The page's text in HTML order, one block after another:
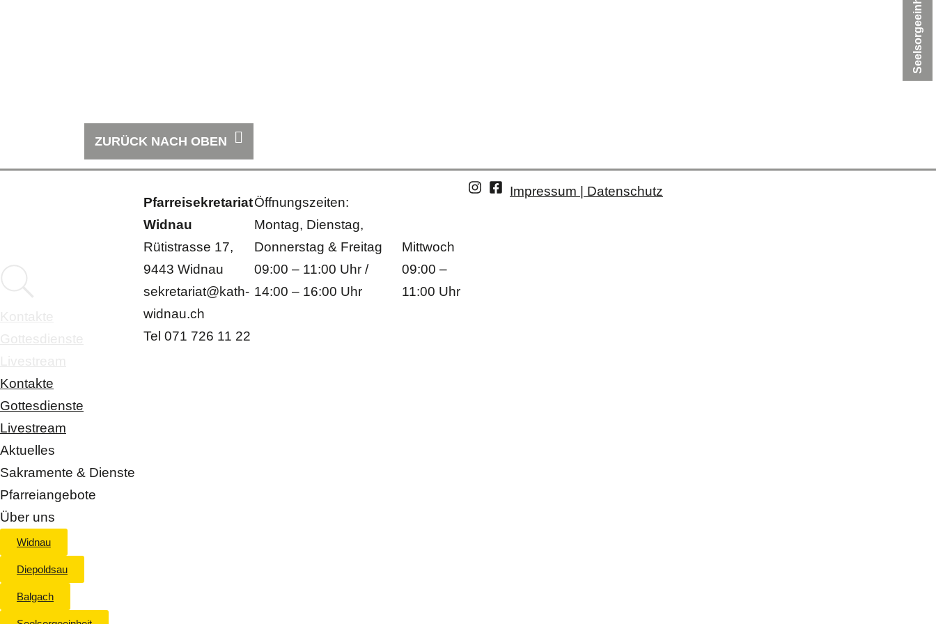
Seelsorgeeinheit
ZURÜCK NACH OBEN
Pfarreisekretariat
Widnau
Rütistrasse 17,
9443 Widnau
sekretariat@kath-
widnau.ch
Tel 071 726 11 22
Öffnungszeiten:
Montag, Dienstag,
Donnerstag & Freitag
09:00 – 11:00 Uhr /
14:00 – 16:00 Uhr
Mittwoch
09:00 –
11:00 Uhr
Impressum | Datenschutz
Kontakte
Gottesdienste
Livestream
Aktuelles
Sakramente & Dienste
Pfarreiangebote
Über uns
Widnau
Diepoldsau
Balgach